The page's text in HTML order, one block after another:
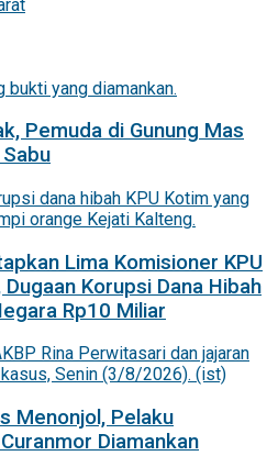
Pemuda di Gunung Mas
Lima Komisioner KPU
Korupsi Dana Hibah
Rp10 Miliar
Menonjol, Pelaku
Diamankan